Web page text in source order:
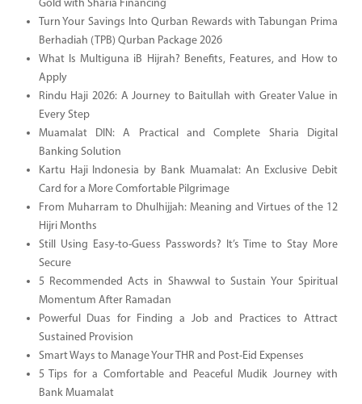
Gold with Sharia Financing
Turn Your Savings Into Qurban Rewards with Tabungan Prima
Berhadiah (TPB) Qurban Package 2026
What Is Multiguna iB Hijrah? Benefits, Features, and How to
Apply
Rindu Haji 2026: A Journey to Baitullah with Greater Value in
Every Step
Muamalat DIN: A Practical and Complete Sharia Digital
Banking Solution
Kartu Haji Indonesia by Bank Muamalat: An Exclusive Debit
Card for a More Comfortable Pilgrimage
From Muharram to Dhulhijjah: Meaning and Virtues of the 12
Hijri Months
Still Using Easy-to-Guess Passwords? It’s Time to Stay More
Secure
5 Recommended Acts in Shawwal to Sustain Your Spiritual
Momentum After Ramadan
Powerful Duas for Finding a Job and Practices to Attract
Sustained Provision
Smart Ways to Manage Your THR and Post-Eid Expenses
5 Tips for a Comfortable and Peaceful Mudik Journey with
Bank Muamalat